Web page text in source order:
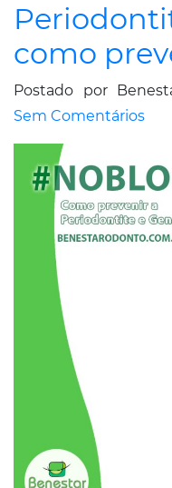
como
Postado por
Sem Comentários